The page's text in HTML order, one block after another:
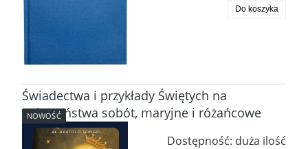
Do koszyka
Świadectwa i przykłady Świętych na
nabożeństwa sobót, maryjne i różańcowe
Dostępność: duża ilość
NOWOŚĆ